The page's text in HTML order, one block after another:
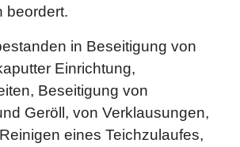
beordert.
in Beseitigung von
Einrichtung,
Beseitigung von
Geröll, von Verklausungen,
eines Teichzulaufes,